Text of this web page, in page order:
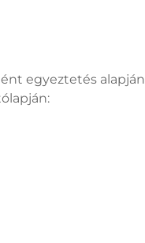
egyeztetés alapján